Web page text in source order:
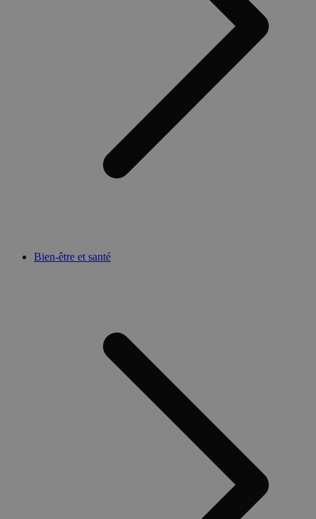
Bien-être et santé